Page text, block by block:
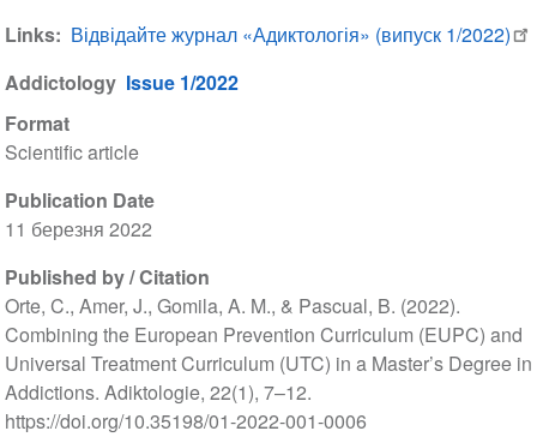
Addictology Issue 1/2022
Format
Scientific article
Publication Date
11 березня 2022
Published by / Citation
Orte, C., Amer, J., Gomila, A. M., & Pascual, B. (2022).
Combining the European Prevention Curriculum (EUPC) and
Universal Treatment Curriculum (UTC) in a Master’s Degree in
Addictions. Adiktologie, 22(1), 7–12.
https://doi.org/10.35198/01-2022-001-0006
Links Відвідайте журнал «Адиктологія» (випуск 1/2022)